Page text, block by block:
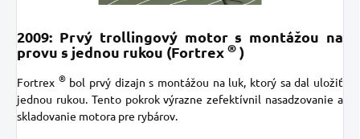
2009: Prvý trollingový motor s montážou na
provu s jednou rukou (Fortrex ® )
Fortrex ® bol prvý dizajn s montážou na luk, ktorý sa dal uložiť
jednou rukou. Tento pokrok výrazne zefektívnil nasadzovanie a
skladovanie motora pre rybárov.